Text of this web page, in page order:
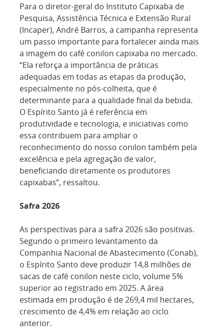
Para o diretor-geral do Instituto Capixaba de
Pesquisa, Assistência Técnica e Extensão Rural
(Incaper), André Barros, a campanha representa
um passo importante para fortalecer ainda mais
a imagem do café conilon capixaba no mercado.
“Ela reforça a importância de práticas
adequadas em todas as etapas da produção,
especialmente no pós-colheita, que é
determinante para a qualidade final da bebida.
O Espírito Santo já é referência em
produtividade e tecnologia, e iniciativas como
essa contribuem para ampliar o
reconhecimento do nosso conilon também pela
excelência e pela agregação de valor,
beneficiando diretamente os produtores
capixabas”, ressaltou.
Safra 2026
As perspectivas para a safra 2026 são positivas.
Segundo o primeiro levantamento da
Companhia Nacional de Abastecimento (Conab),
o Espírito Santo deve produzir 14,8 milhões de
sacas de café conilon neste ciclo, volume 5%
superior ao registrado em 2025. A área
estimada em produção é de 269,4 mil hectares,
crescimento de 4,4% em relação ao ciclo
anterior.